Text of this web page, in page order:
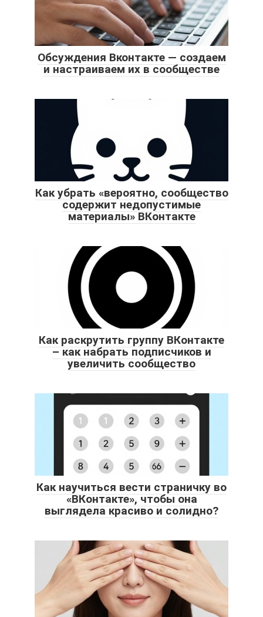
Обсуждения Вконтакте — создаем
и настраиваем их в сообществе
Как убрать «вероятно, сообщество
содержит недопустимые
материалы» ВКонтакте
Как раскрутить группу ВКонтакте
– как набрать подписчиков и
увеличить сообщество
Как научиться вести страничку во
«ВКонтакте», чтобы она
выглядела красиво и солидно?